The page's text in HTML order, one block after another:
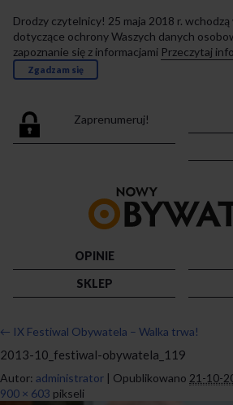
Drodzy czytelnicy! 25 maja 2018 r.
dotyczące ochrony Waszych danych
zapoznanie się z informacjami Przeczytaj
Zgadzam się
Zaprenumeruj!
OPINIE
SKLEP
← IX Festiwal Obywatela – Walka trwa!
2013-10_festiwal-obywatela_119
Autor: administrator | Opublikowano 21-10-
900 × 603 pikseli